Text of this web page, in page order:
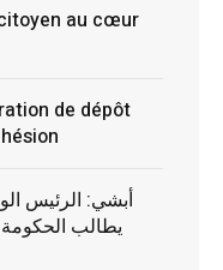
au cœur
de dépôt
أبشي: الرئيس
يطالب الحكومة